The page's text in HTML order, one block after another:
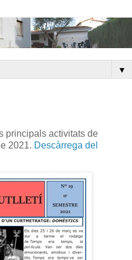
▼
principals activitats de
2021. Descàrrega del